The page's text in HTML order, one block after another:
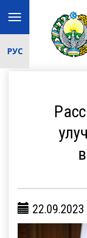
Toggle
navigation
РУС
22.09.2023